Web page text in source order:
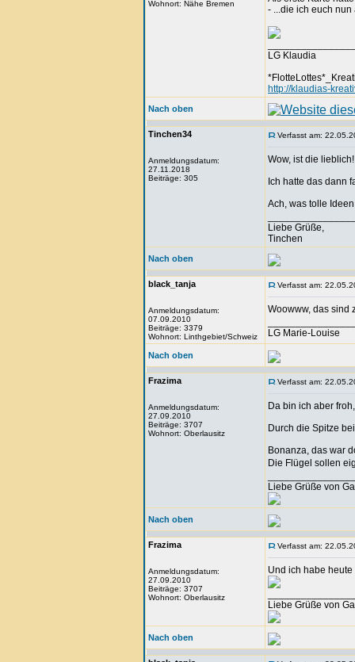
Wohnort: Nähe Bremen
- ...die ich euch
LG Klaudia
http://klaudias-
Nach oben
Tinchen34
Anmeldungsdatum:
27.11.2018
Beiträge: 305
Verfasst am:
Wow, ist die lieblich!
Ich hatte das dann
Ach, was tolle
Liebe Grüße,
Tinchen
Nach oben
black_tanja
Anmeldungsdatum:
07.09.2010
Beiträge: 3379
Wohnort: Linthgebiet/Schweiz
Verfasst am:
Woowww, das sind
LG Marie-Louise
Nach oben
Frazima
Anmeldungsdatum:
27.09.2010
Beiträge: 3707
Wohnort: Oberlausitz
Verfasst am:
Da bin ich aber
Durch die Spitze
Bonanza, das war
Die Flügel sollen
Liebe Grüße von
Nach oben
Frazima
Anmeldungsdatum:
27.09.2010
Beiträge: 3707
Wohnort: Oberlausitz
Verfasst am:
Und ich habe
Liebe Grüße von
Nach oben